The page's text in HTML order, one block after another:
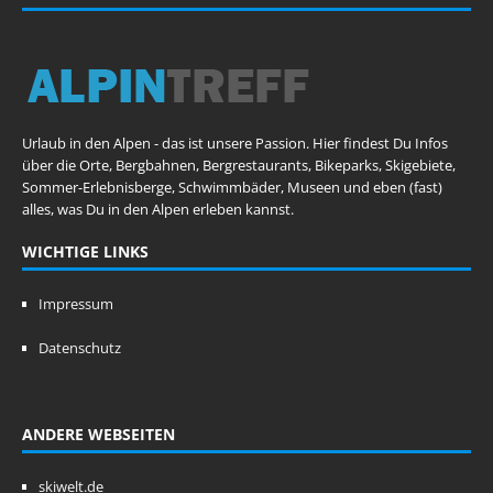
Urlaub in den Alpen - das ist unsere Passion. Hier findest Du Infos
über die Orte, Bergbahnen, Bergrestaurants, Bikeparks, Skigebiete,
Sommer-Erlebnisberge, Schwimmbäder, Museen und eben (fast)
alles, was Du in den Alpen erleben kannst.
WICHTIGE LINKS
Impressum
Datenschutz
ANDERE WEBSEITEN
skiwelt.de